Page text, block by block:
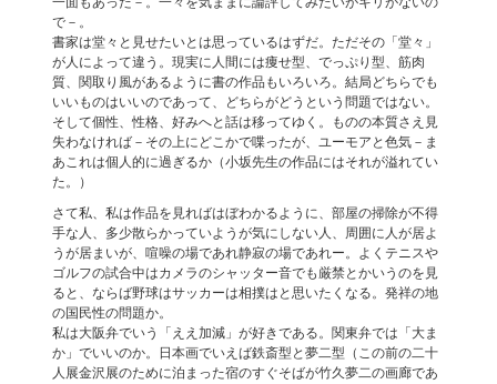
で－。
書家は堂々と見せたいとは思っているはずだ。ただその「堂々」
が人によって違う。現実に人間には痩せ型、でっぷり型、筋肉
質、関取り風があるように書の作品もいろいろ。結局どちらでも
いいものはいいのであって、どちらがどうという問題ではない。
そして個性、性格、好みへと話は移ってゆく。ものの本質さえ見
失わなければ－その上にどこかで喋ったが、ユーモアと色気－ま
あこれは個人的に過ぎるか（小坂先生の作品にはそれが溢れてい
た。）
さて私、私は作品を見ればはぼわかるように、部屋の掃除が不得
手な人、多少散らかっていようが気にしない人、周囲に人が居よ
うが居まいが、喧噪の場であれ静寂の場であれー。よくテニスや
ゴルフの試合中はカメラのシャッター音でも厳禁とかいうのを見
ると、ならば野球はサッカーは相撲はと思いたくなる。発祥の地
の国民性の問題か。
私は大阪弁でいう「ええ加減」が好きである。関東弁では「大ま
か」でいいのか。日本画でいえば鉄斎型と夢二型（この前の二十
人展金沢展のために泊まった宿のすぐそばが竹久夢二の画廊であ